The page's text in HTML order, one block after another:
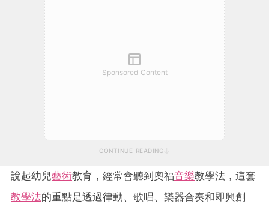
Sponsored Content
CONTINUE READING
說起幼兒藝術教育，經常會聽到奧福音樂教學法，這套
教學法的重點是透過律動、歌唱、樂器合奏和即興創